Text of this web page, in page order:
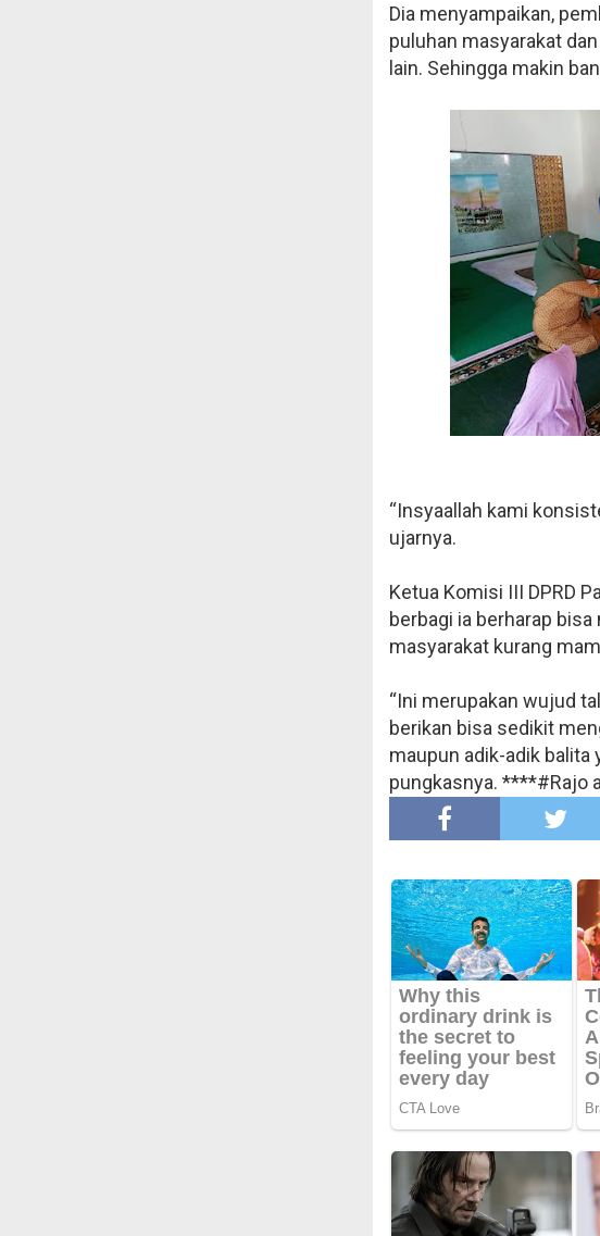
Dia menyampaikan,
puluhan masyarakat
lain. Sehingga makin
“Insyaallah kami
ujarnya.
Ketua Komisi III DPRD
berbagi ia berharap
masyarakat kurang
“Ini merupakan wujud
berikan bisa sedikit
maupun adik-adik balita
pungkasnya. ****#Rajo